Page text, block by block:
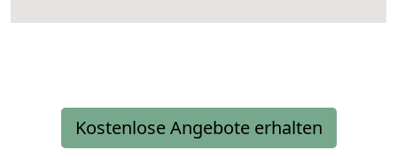
Kostenlose Angebote erhalten